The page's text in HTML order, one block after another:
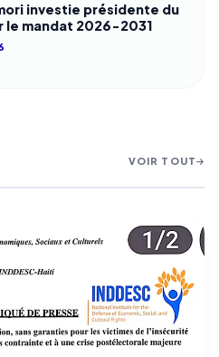
investie présidente du
le mandat 2026-2031
VOIR TOUT